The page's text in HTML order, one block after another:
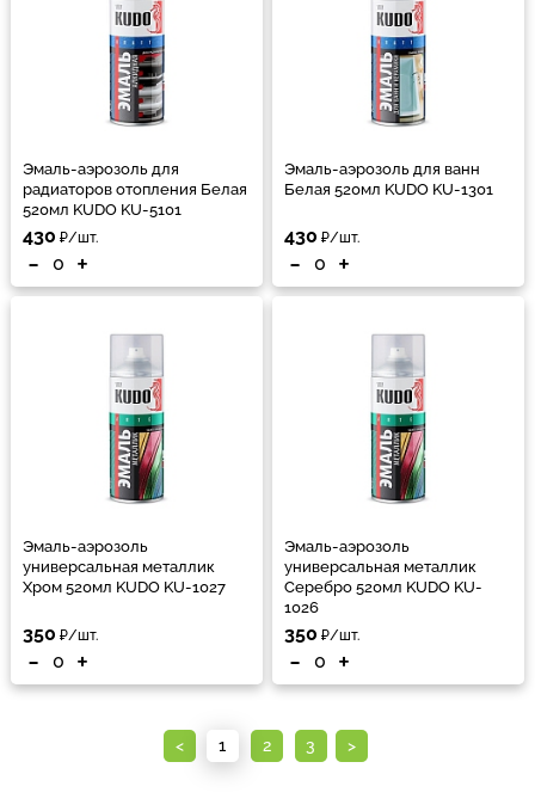
Эмаль-аэрозоль для
радиаторов отопления Белая
520мл KUDO KU-5101
430 ₽/шт.
- +
Эмаль-аэрозоль для ванн
Белая 520мл KUDO KU-1301
430 ₽/шт.
- +
Эмаль-аэрозоль
универсальная металлик
Хром 520мл KUDO KU-1027
350 ₽/шт.
- +
Эмаль-аэрозоль
универсальная металлик
Серебро 520мл KUDO KU-
1026
350 ₽/шт.
- +
< 1 2 3 >